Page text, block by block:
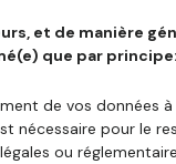
et de manière
que par principe:
de vos données
nécessaire pour le
ou